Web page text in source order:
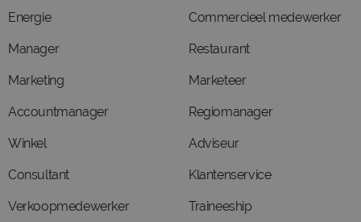
Energie
Manager
Marketing
Accountmanager
Winkel
Consultant
Verkoopmedewerker
Commercieel medewerker
Restaurant
Marketeer
Regiomanager
Adviseur
Klantenservice
Traineeship